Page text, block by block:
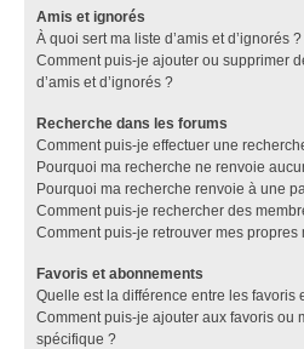
Amis et ignorés
À quoi sert ma liste d’amis et d’ignorés ?
Comment puis-je ajouter ou supprimer
d’amis et d’ignorés ?
Recherche dans les forums
Comment puis-je effectuer une
Pourquoi ma recherche ne renvoie
Pourquoi ma recherche renvoie à une
Comment puis-je rechercher des
Comment puis-je retrouver mes propres
Favoris et abonnements
Quelle est la différence entre les favoris
Comment puis-je ajouter aux favoris ou
spécifique ?